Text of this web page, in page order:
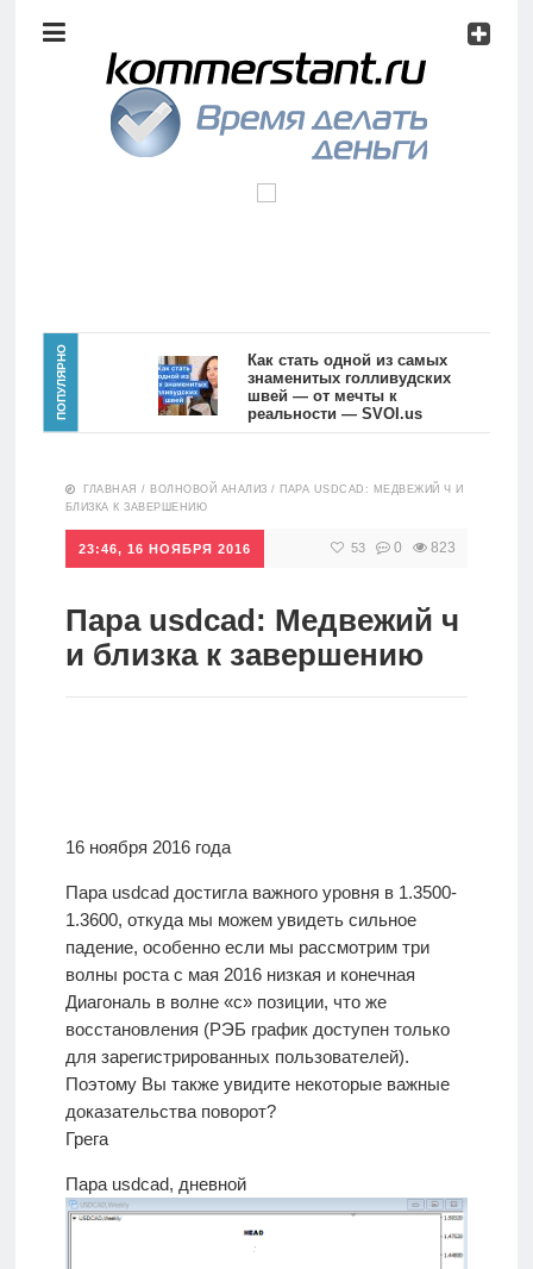
анализ
Видео
Сделано
Главная
Новости
Аналитика
Инвестиции
Дивиденды
Сделано
в России
ПОПУЛЯРНО
Как стать одной из самых
знаменитых голливудских
швей — от мечты к
реальности — SVOI.us
10551
ГЛАВНАЯ / ВОЛНОВОЙ АНАЛИЗ / ПАРА USDCAD: МЕДВЕЖИЙ Ч И
БЛИЗКА К ЗАВЕРШЕНИЮ
23:46, 16 НОЯБРЯ 2016 53 0 823
Пара usdcad: Медвежий ч
и близка к завершению
16 ноября 2016 года
Пара usdcad достигла важного уровня в 1.3500-
1.3600, откуда мы можем увидеть сильное
падение, особенно если мы рассмотрим три
волны роста с мая 2016 низкая и конечная
Диагональ в волне «с» позиции, что же
восстановления (РЭБ график доступен только
для зарегистрированных пользователей).
Поэтому Вы также увидите некоторые важные
доказательства поворот?
Грега
Пара usdcad, дневной